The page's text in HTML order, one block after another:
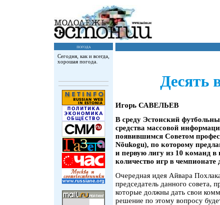
погода
Сегодня, как и всегда,
хорошая погода.
Десять
Игорь САВЕЛЬЕВ
В среду Эстонский
средства массовой
появившимся Советом
Nõukogu), по которому
и первую лигу из 10 команд в
количество игр в чемпионате
Очередная идея Айвара
председатель данного совета,
которые должны дать свои
решение по этому вопросу